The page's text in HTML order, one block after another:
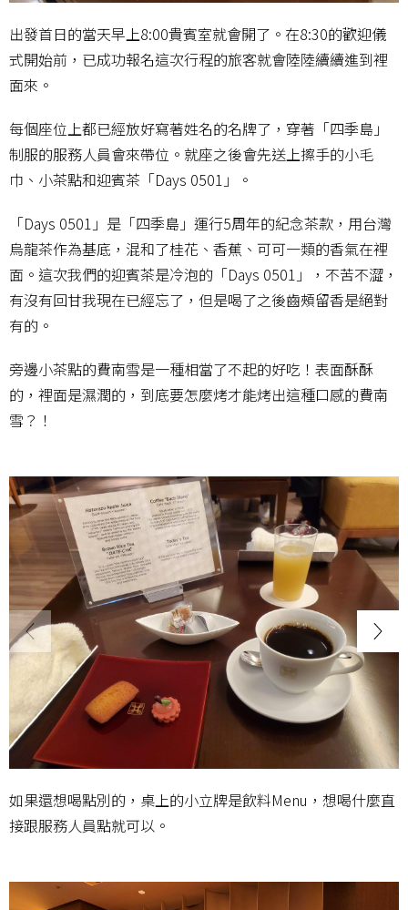
出發首日的當天早上8:00貴賓室就會開了。在8:30的歡迎儀
式開始前，已成功報名這次行程的旅客就會陸陸續續進到裡
面來。
每個座位上都已經放好寫著姓名的名牌了，穿著「四季島」
制服的服務人員會來帶位。就座之後會先送上擦手的小毛
巾、小茶點和迎賓茶「Days 0501」。
「Days 0501」是「四季島」運行5周年的紀念茶款，用台灣
烏龍茶作為基底，混和了桂花、香蕉、可可一類的香氣在裡
面。這次我們的迎賓茶是冷泡的「Days 0501」，不苦不澀，
有沒有回甘我現在已經忘了，但是喝了之後齒頰留香是絕對
有的。
旁邊小茶點的費南雪是一種相當了不起的好吃！表面酥酥
的，裡面是濕潤的，到底要怎麼烤才能烤出這種口感的費南
雪？！
如果還想喝點別的，桌上的小立牌是飲料Menu，想喝什麼直
接跟服務人員點就可以。